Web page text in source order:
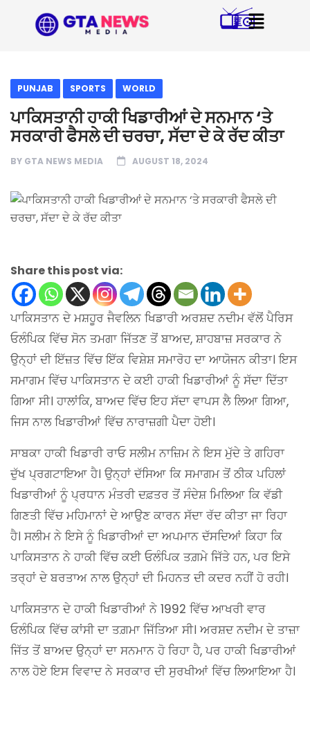
PUNJAB SPORTS WORLD
ਪਾਕਿਸਤਾਨੀ ਹਾਕੀ ਖਿਡਾਰੀਆਂ ਦੇ ਸਨਮਾਨ ‘ਤੇ
ਸਰਕਾਰੀ ਫੈਸਲੇ ਦੀ ਚਰਚਾ, ਸੱਦਾ ਦੇ ਕੇ ਰੱਦ ਕੀਤਾ
BY GTA NEWS MEDIA AUGUST 18, 2024
Share this post via:
ਪਾਕਿਸਤਾਨ ਦੇ ਮਸ਼ਹੂਰ ਜੈਵਲਿਨ ਖਿਡਾਰੀ ਅਰਸ਼ਦ ਨਦੀਮ ਵੱਲੋਂ ਪੈਰਿਸ
ਓਲੰਪਿਕ ਵਿੱਚ ਸੋਨ ਤਮਗਾ ਜਿੱਤਣ ਤੋਂ ਬਾਅਦ, ਸ਼ਾਹਬਾਜ਼ ਸਰਕਾਰ ਨੇ
ਉਨ੍ਹਾਂ ਦੀ ਇੱਜ਼ਤ ਵਿੱਚ ਇੱਕ ਵਿਸ਼ੇਸ਼ ਸਮਾਰੋਹ ਦਾ ਆਯੋਜਨ ਕੀਤਾ। ਇਸ
ਸਮਾਗਮ ਵਿੱਚ ਪਾਕਿਸਤਾਨ ਦੇ ਕਈ ਹਾਕੀ ਖਿਡਾਰੀਆਂ ਨੂੰ ਸੱਦਾ ਦਿੱਤਾ
ਗਿਆ ਸੀ। ਹਾਲਾਂਕਿ, ਬਾਅਦ ਵਿੱਚ ਇਹ ਸੱਦਾ ਵਾਪਸ ਲੈ ਲਿਆ ਗਿਆ,
ਜਿਸ ਨਾਲ ਖਿਡਾਰੀਆਂ ਵਿੱਚ ਨਾਰਾਜ਼ਗੀ ਪੈਦਾ ਹੋਈ।
ਸਾਬਕਾ ਹਾਕੀ ਖਿਡਾਰੀ ਰਾਓ ਸਲੀਮ ਨਾਜ਼ਿਮ ਨੇ ਇਸ ਮੁੱਦੇ ਤੇ ਗਹਿਰਾ
ਦੁੱਖ ਪ੍ਰਗਟਾਇਆ ਹੈ। ਉਨ੍ਹਾਂ ਦੱਸਿਆ ਕਿ ਸਮਾਗਮ ਤੋਂ ਠੀਕ ਪਹਿਲਾਂ
ਖਿਡਾਰੀਆਂ ਨੂੰ ਪ੍ਰਧਾਨ ਮੰਤਰੀ ਦਫ਼ਤਰ ਤੋਂ ਸੰਦੇਸ਼ ਮਿਲਿਆ ਕਿ ਵੱਡੀ
ਗਿਣਤੀ ਵਿੱਚ ਮਹਿਮਾਨਾਂ ਦੇ ਆਉਣ ਕਾਰਨ ਸੱਦਾ ਰੱਦ ਕੀਤਾ ਜਾ ਰਿਹਾ
ਹੈ। ਸਲੀਮ ਨੇ ਇਸੇ ਨੂੰ ਖਿਡਾਰੀਆਂ ਦਾ ਅਪਮਾਨ ਦੱਸਦਿਆਂ ਕਿਹਾ ਕਿ
ਪਾਕਿਸਤਾਨ ਨੇ ਹਾਕੀ ਵਿੱਚ ਕਈ ਓਲੰਪਿਕ ਤਗ਼ਮੇ ਜਿੱਤੇ ਹਨ, ਪਰ ਇਸੇ
ਤਰ੍ਹਾਂ ਦੇ ਬਰਤਾਅ ਨਾਲ ਉਨ੍ਹਾਂ ਦੀ ਮਿਹਨਤ ਦੀ ਕਦਰ ਨਹੀਂ ਹੋ ਰਹੀ।
ਪਾਕਿਸਤਾਨ ਦੇ ਹਾਕੀ ਖਿਡਾਰੀਆਂ ਨੇ 1992 ਵਿੱਚ ਆਖਰੀ ਵਾਰ
ਓਲੰਪਿਕ ਵਿੱਚ ਕਾਂਸੀ ਦਾ ਤਗ਼ਮਾ ਜਿੱਤਿਆ ਸੀ। ਅਰਸ਼ਦ ਨਦੀਮ ਦੇ ਤਾਜ਼ਾ
ਜਿੱਤ ਤੋਂ ਬਾਅਦ ਉਨ੍ਹਾਂ ਦਾ ਸਨਮਾਨ ਹੋ ਰਿਹਾ ਹੈ, ਪਰ ਹਾਕੀ ਖਿਡਾਰੀਆਂ
ਨਾਲ ਹੋਏ ਇਸ ਵਿਵਾਦ ਨੇ ਸਰਕਾਰ ਦੀ ਸੁਰਖੀਆਂ ਵਿੱਚ ਲਿਆਇਆ ਹੈ।